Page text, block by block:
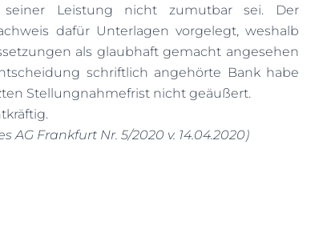
Leistung nicht zumutbar sei. Der
dafür Unterlagen vorgelegt, weshalb
als glaubhaft gemacht angesehen
schriftlich angehörte Bank habe
Stellungnahmefrist nicht geäußert.
AG Frankfurt Nr. 5/2020 v. 14.04.2020)